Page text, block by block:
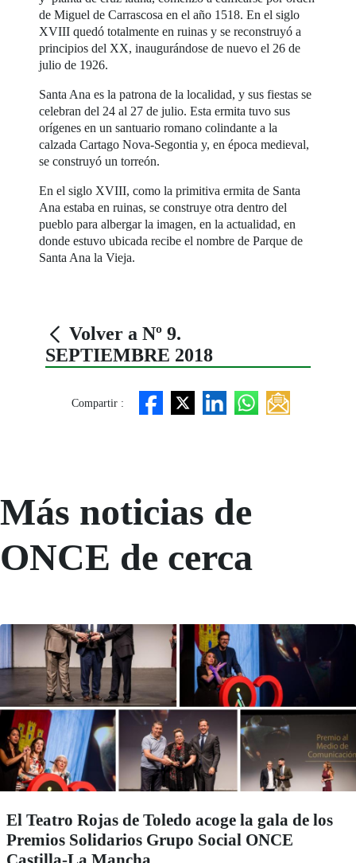
de Miguel de Carrascosa en el año 1518. En el siglo
XVIII quedó totalmente en ruinas y se reconstruyó a
principios del XX, inaugurándose de nuevo el 26 de
julio de 1926.
Santa Ana es la patrona de la localidad, y sus fiestas se
celebran del 24 al 27 de julio. Esta ermita tuvo sus
orígenes en un santuario romano colindante a la
calzada Cartago Nova-Segontia y, en época medieval,
se construyó un torreón.
En el siglo XVIII, como la primitiva ermita de Santa
Ana estaba en ruinas, se construye otra dentro del
pueblo para albergar la imagen, en la actualidad, en
donde estuvo ubicada recibe el nombre de Parque de
Santa Ana la Vieja.
Volver a Nº 9.
SEPTIEMBRE 2018
Compartir :
Más noticias de
ONCE de cerca
El Teatro Rojas de Toledo acoge la gala de los
Premios Solidarios Grupo Social ONCE